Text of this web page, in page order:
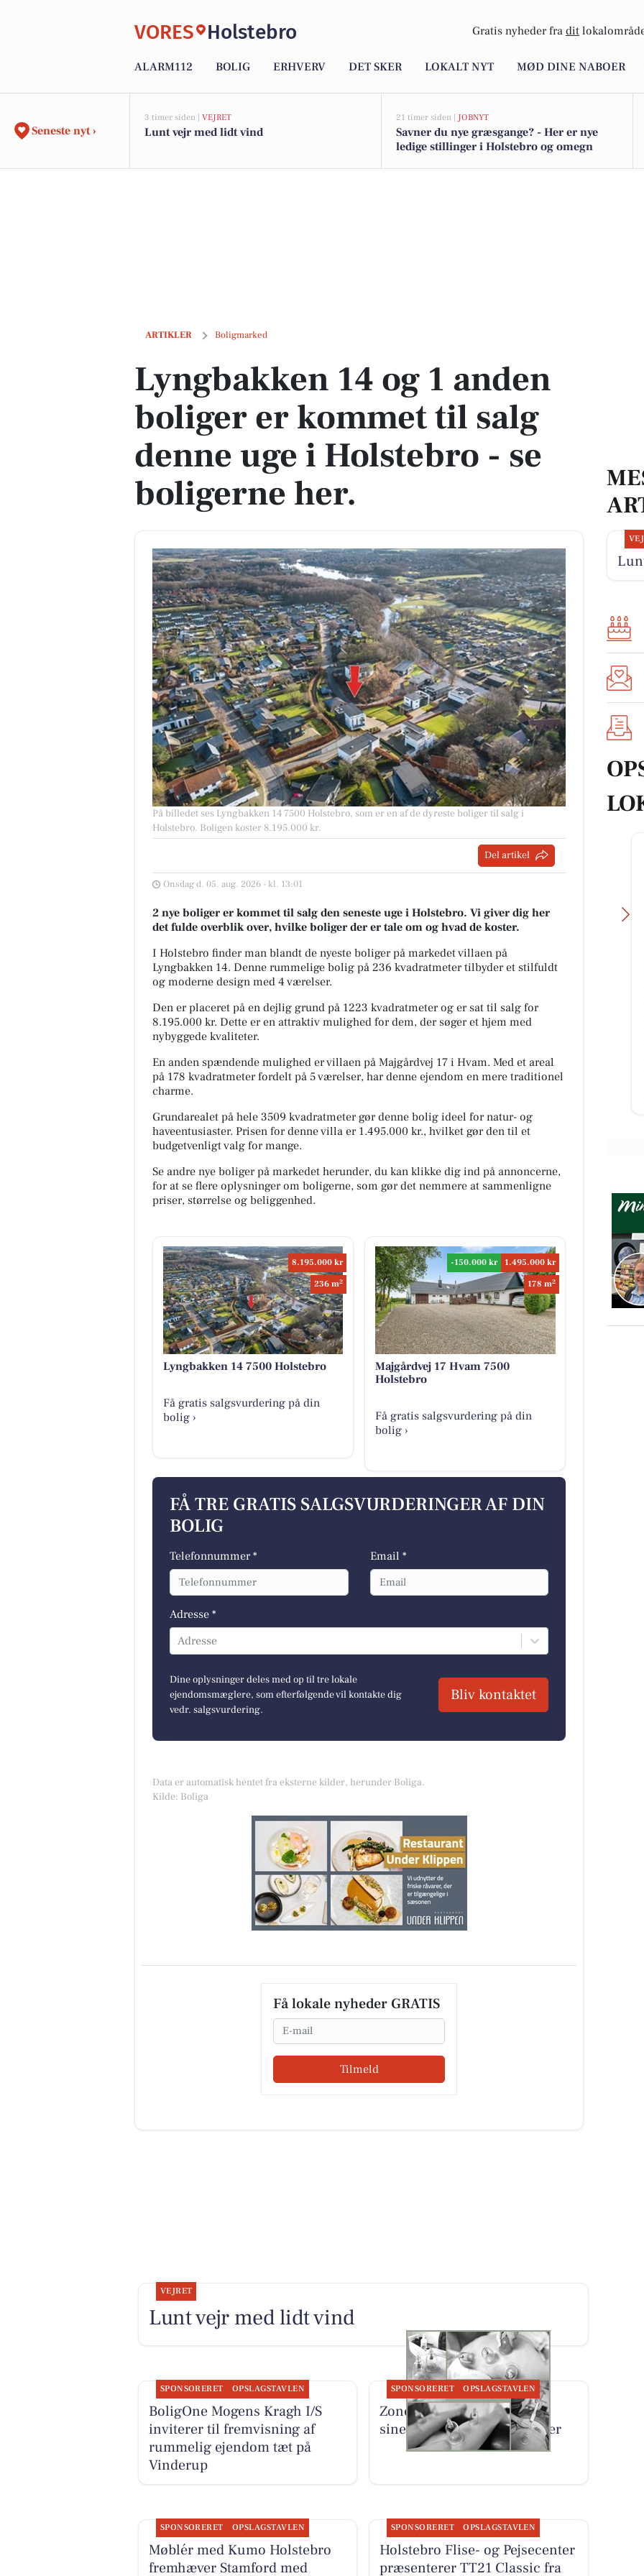
VORES Holstebro Gratis nyheder fra dit
ALARM112 BOLIG ERHVERV DET SKER LOKALT NYT MØD DINE NABOER
Seneste nyt ›
3 timer siden | VEJRET
Lunt vejr med lidt vind
21 timer siden | JOBNYT
Savner du nye græsgange? - Her er nye
ledige stillinger i Holstebro og omegn
ARTIKLER Boligmarked
Lyngbakken 14 og 1 anden boliger er kommet til salg denne uge i Holstebro - se boligerne her.
Lyngbakken 14 og 1 anden
boliger er kommet til salg
denne uge i Holstebro - se
boligerne her.
På billedet ses Lyngbakken 14 7500 Holstebro, som er en af de dyreste boliger til salg i
Holstebro. Boligen koster 8.195.000 kr.
Del artikel
Onsdag d. 05. aug. 2026 - kl. 13:01
2 nye boliger er kommet til salg den seneste uge i Holstebro. Vi giver dig her
det fulde overblik over, hvilke boliger der er tale om og hvad de koster.
I Holstebro finder man blandt de nyeste boliger på markedet villaen på
Lyngbakken 14. Denne rummelige bolig på 236 kvadratmeter tilbyder et stilfuldt
og moderne design med 4 værelser.
Den er placeret på en dejlig grund på 1223 kvadratmeter og er sat til salg for
8.195.000 kr. Dette er en attraktiv mulighed for dem, der søger et hjem med
nybyggede kvaliteter.
En anden spændende mulighed er villaen på Majgårdvej 17 i Hvam. Med et areal
på 178 kvadratmeter fordelt på 5 værelser, har denne ejendom en mere traditionel
charme.
Grundarealet på hele 3509 kvadratmeter gør denne bolig ideel for natur- og
haveentusiaster. Prisen for denne villa er 1.495.000 kr., hvilket gør den til et
budgetvenligt valg for mange.
Se andre nye boliger på markedet herunder, du kan klikke dig ind på annoncerne,
for at se flere oplysninger om boligerne, som gør det nemmere at sammenligne
priser, størrelse og beliggenhed.
8.195.000 kr
236 m2
Lyngbakken 14 7500 Holstebro
Få gratis salgsvurdering på din
bolig ›
-150.000 kr
1.495.000 kr
178 m2
Majgårdvej 17 Hvam 7500
Holstebro
Få gratis salgsvurdering på din
bolig ›
FÅ TRE GRATIS SALGSVURDERINGER AF DIN
BOLIG
Telefonnummer * Email *
Adresse *
Adresse
Dine oplysninger deles med op til tre lokale
ejendomsmæglere, som efterfølgende vil kontakte dig
vedr. salgsvurdering.
Bliv kontaktet
Data er automatisk hentet fra eksterne kilder, herunder Boliga.
Kilde: Boliga
Få lokale nyheder GRATIS
Email
Tilmeld
Møblér med Kumo
Holstebro
Mere komfort? Det kan du tilvælge
sofa, så den passer til både stuen
og hverdagen - med muli...
Kumo Outlet
Ugens nyeste skarpe tilbud fra
Kumo Outlet 🇩🇰 HUSK at vi står
fremragende tilbud HVER uge
torsd...
VEJRET
Lunt vejr med lidt vind
SPONSORERET OPSLAGSTAVLEN
BoligOne Mogens Kragh I/S
inviterer til fremvisning af
rummelig ejendom tæt på
Vinderup
SPONSORERET OPSLAGSTAVLEN
Zones By Gitte præsenterer
sine behandlingsmuligheder
SPONSORERET OPSLAGSTAVLEN
Møblér med Kumo Holstebro
fremhæver Stamford med
SPONSORERET OPSLAGSTAVLEN
Holstebro Flise- og Pejsecenter
præsenterer TT21 Classic fra